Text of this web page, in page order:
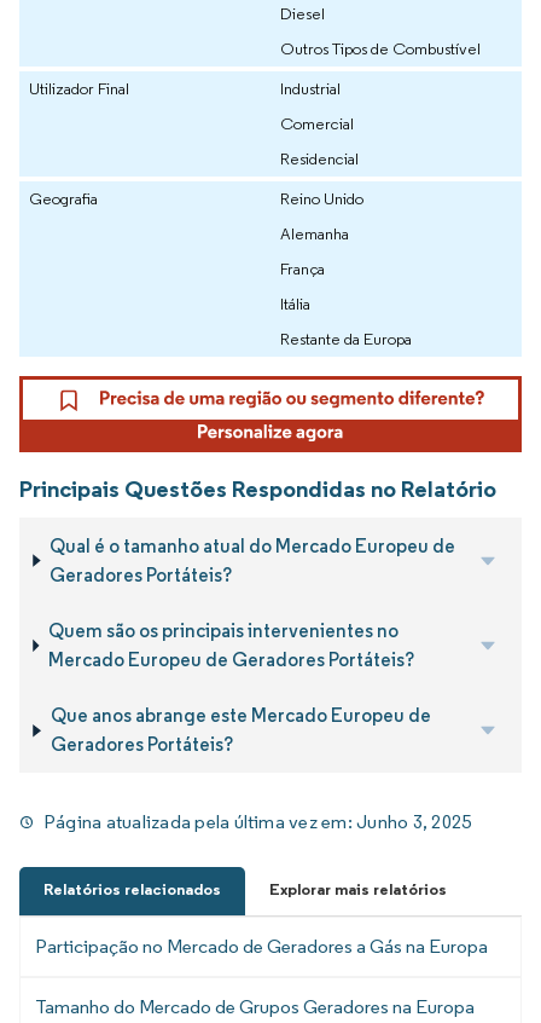
Diesel
Outros Tipos de Combustível
Utilizador Final
Industrial
Comercial
Residencial
Geografia
Reino Unido
Alemanha
França
Itália
Restante da Europa
Principais Questões Respondidas no Relatório
Qual é o tamanho atual do Mercado Europeu de
Geradores Portáteis?
Quem são os principais intervenientes no
Mercado Europeu de Geradores Portáteis?
Que anos abrange este Mercado Europeu de
Geradores Portáteis?
Página atualizada pela última vez em:Junho 3, 2025
Relatórios relacionados Explorar mais relatórios
Participação no Mercado de Geradores a Gás na Europa
Tamanho do Mercado de Grupos Geradores na Europa